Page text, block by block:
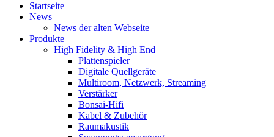
Startseite
News
News der alten Webseite
Produkte
High Fidelity & High End
Plattenspieler
Digitale Quellgeräte
Multiroom, Netzwerk, Streaming
Verstärker
Bonsai-Hifi
Kabel & Zubehör
Raumakustik